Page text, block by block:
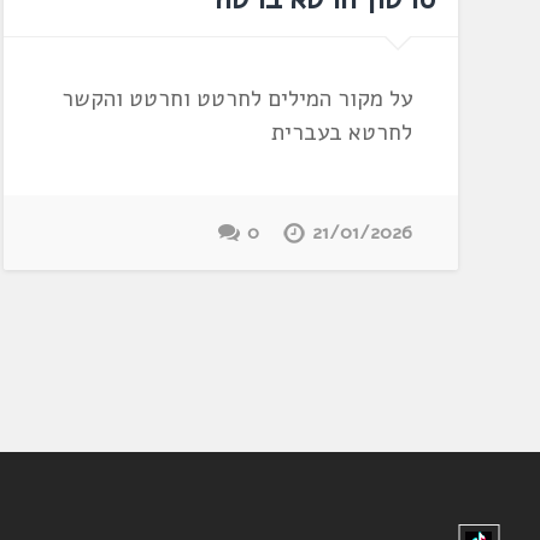
על מקור המילים לחרטט וחרטט והקשר
לחרטא בעברית
21/01/2026
0